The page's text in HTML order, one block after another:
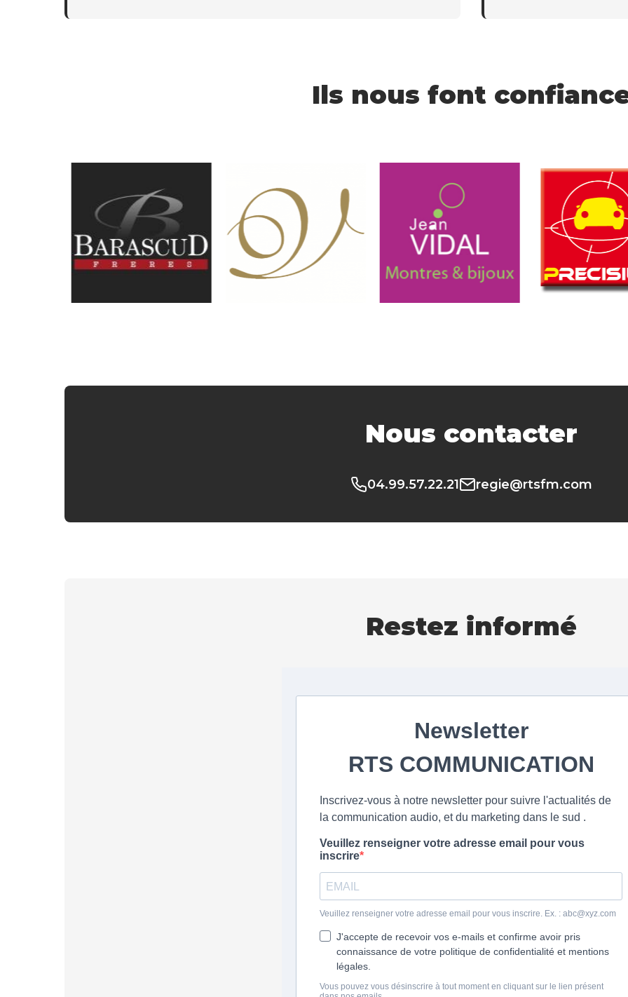
Ils nous font
Nous contacter
04.99.57.22.21 regie@rtsfm.com
Restez informé